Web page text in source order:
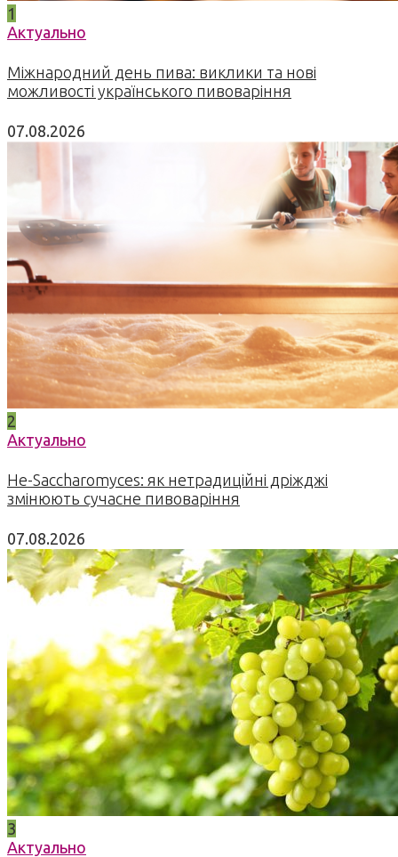
1
Актуально
Міжнародний день пива: виклики та нові
можливості українського пивоваріння
07.08.2026
2
Актуально
Не-Saccharomyces: як нетрадиційні дріжджі
змінюють сучасне пивоваріння
07.08.2026
3
Актуально